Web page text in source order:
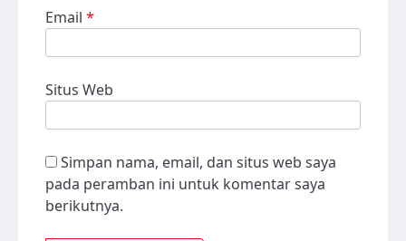
Email *
Situs Web
Simpan nama, email, dan situs web saya
pada peramban ini untuk komentar saya
berikutnya.